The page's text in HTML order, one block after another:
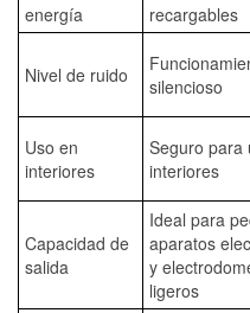
energía
recargables
Nivel de ruido
silencioso
Uso en
interiores
Seguro para
interiores
Capacidad de
salida
Ideal para
aparatos
y
ligeros